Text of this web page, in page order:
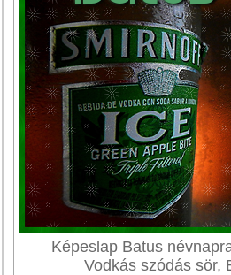
Képeslap Batus
Vodkás szódás sör,